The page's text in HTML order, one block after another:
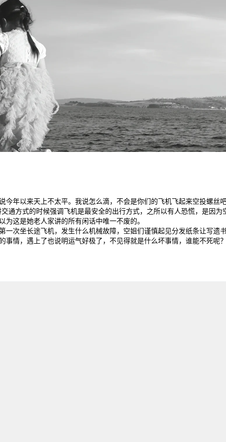
今年以来天上不太平。我说怎么滴，不会是你们的飞机飞起来空投螺丝
通方式的时候强调飞机是最安全的出行方式，之所以有人恐慌，是因
这是她老人家讲的所有闲话中唯一不废的。
一次坐长途飞机，发生什么机械故障，空姐们谨慎起见分发纸条让写遗
情，遇上了也说明运气好极了，不见得就是什么坏事情，谁能不死呢？